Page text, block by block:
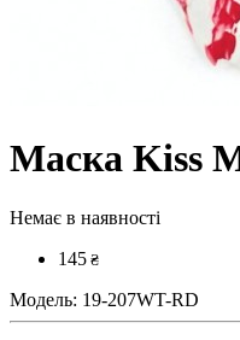
Маска Kiss
Немає в наявності
145 ₴
Модель: 19-207WT-RD